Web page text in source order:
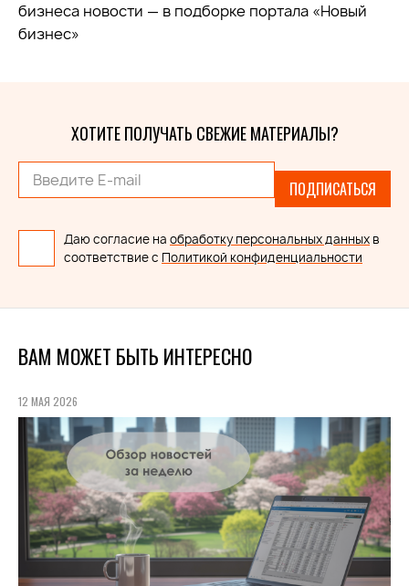
бизнеса новости — в подборке портала «Новый
бизнес»
ХОТИТЕ ПОЛУЧАТЬ СВЕЖИЕ МАТЕРИАЛЫ?
ПОДПИСАТЬСЯ
Даю согласие на обработку персональных данных в
соответствие с Политикой конфиденциальности
ВАМ МОЖЕТ БЫТЬ ИНТЕРЕСНО
12 МАЯ 2026